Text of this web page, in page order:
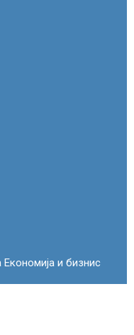
Економија и бизнис